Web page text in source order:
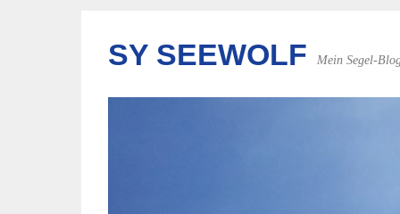
SY SEEWOLF Mein Segel-